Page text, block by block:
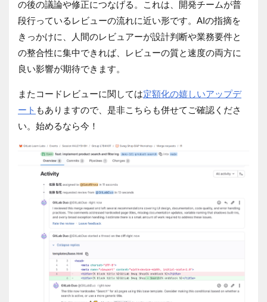
の後の議論や修正につなげる。これは、開発チームが普
段行っているレビューの流れに近い形です。AIの指摘を
きっかけに、人間のレビュアーが設計判断や業務要件と
の整合性に集中できれば、レビューの質と速度の両方に
良い影響が期待できます。
またコードレビューに関しては定額化の嬉しいアップデ
ート もありますので、是非こちらも併せてご確認くださ
い。始めるなら今！